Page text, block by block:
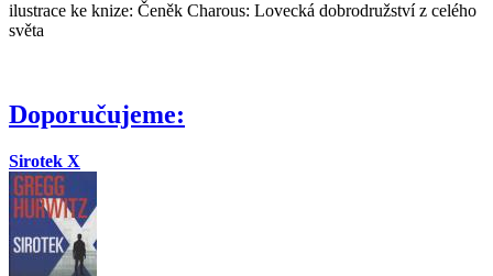
ilustrace ke knize: Čeněk Charous: Lovecká dobrodružství z celého
světa
Doporučujeme:
Sirotek X